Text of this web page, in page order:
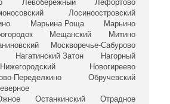
Левобережный
Лефортово
Лосиноостровский
Марьина Роща
Марьино
Мещанский
Митино
Москворечье-Сабурово
Нагатинский Затон
Нагорный
Нижегородский
Новогиреево
Переделкино
Обручевский
Останкинский
Отрадное